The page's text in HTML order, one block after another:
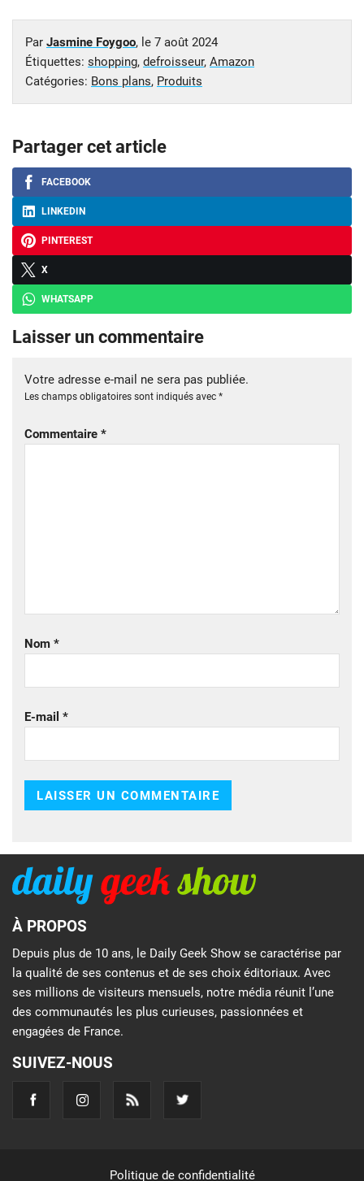
Par Jasmine Foygoo, le 7 août 2024
Étiquettes: shopping, defroisseur, Amazon
Catégories: Bons plans, Produits
Partager cet article
FACEBOOK
LINKEDIN
PINTEREST
X
WHATSAPP
Laisser un commentaire
Votre adresse e-mail ne sera pas publiée.
Les champs obligatoires sont indiqués avec *
Commentaire *
Nom *
E-mail *
À PROPOS
Depuis plus de 10 ans, le Daily Geek Show se caractérise par
la qualité de ses contenus et de ses choix éditoriaux. Avec
ses millions de visiteurs mensuels, notre média réunit l’une
des communautés les plus curieuses, passionnées et
engagées de France.
SUIVEZ-NOUS
Politique de confidentialité